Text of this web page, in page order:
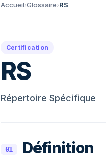
Accueil›Glossaire›RS
Certification
RS
Répertoire Spécifique
01 Définition